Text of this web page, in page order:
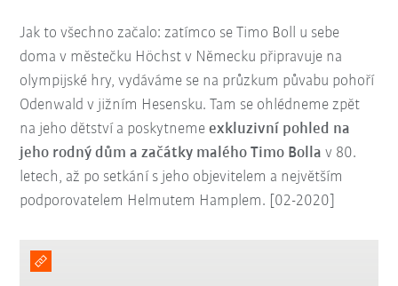
Jak to všechno začalo: zatímco se Timo Boll u sebe
doma v městečku Höchst v Německu připravuje na
olympijské hry, vydáváme se na průzkum půvabu pohoří
Odenwald v jižním Hesensku. Tam se ohlédneme zpět
na jeho dětství a poskytnemeexkluzivní pohled na
jeho rodný dům a začátky malého Timo Bolla v 80.
letech, až po setkání s jeho objevitelem a největším
podporovatelem Helmutem Hamplem. [02-2020]